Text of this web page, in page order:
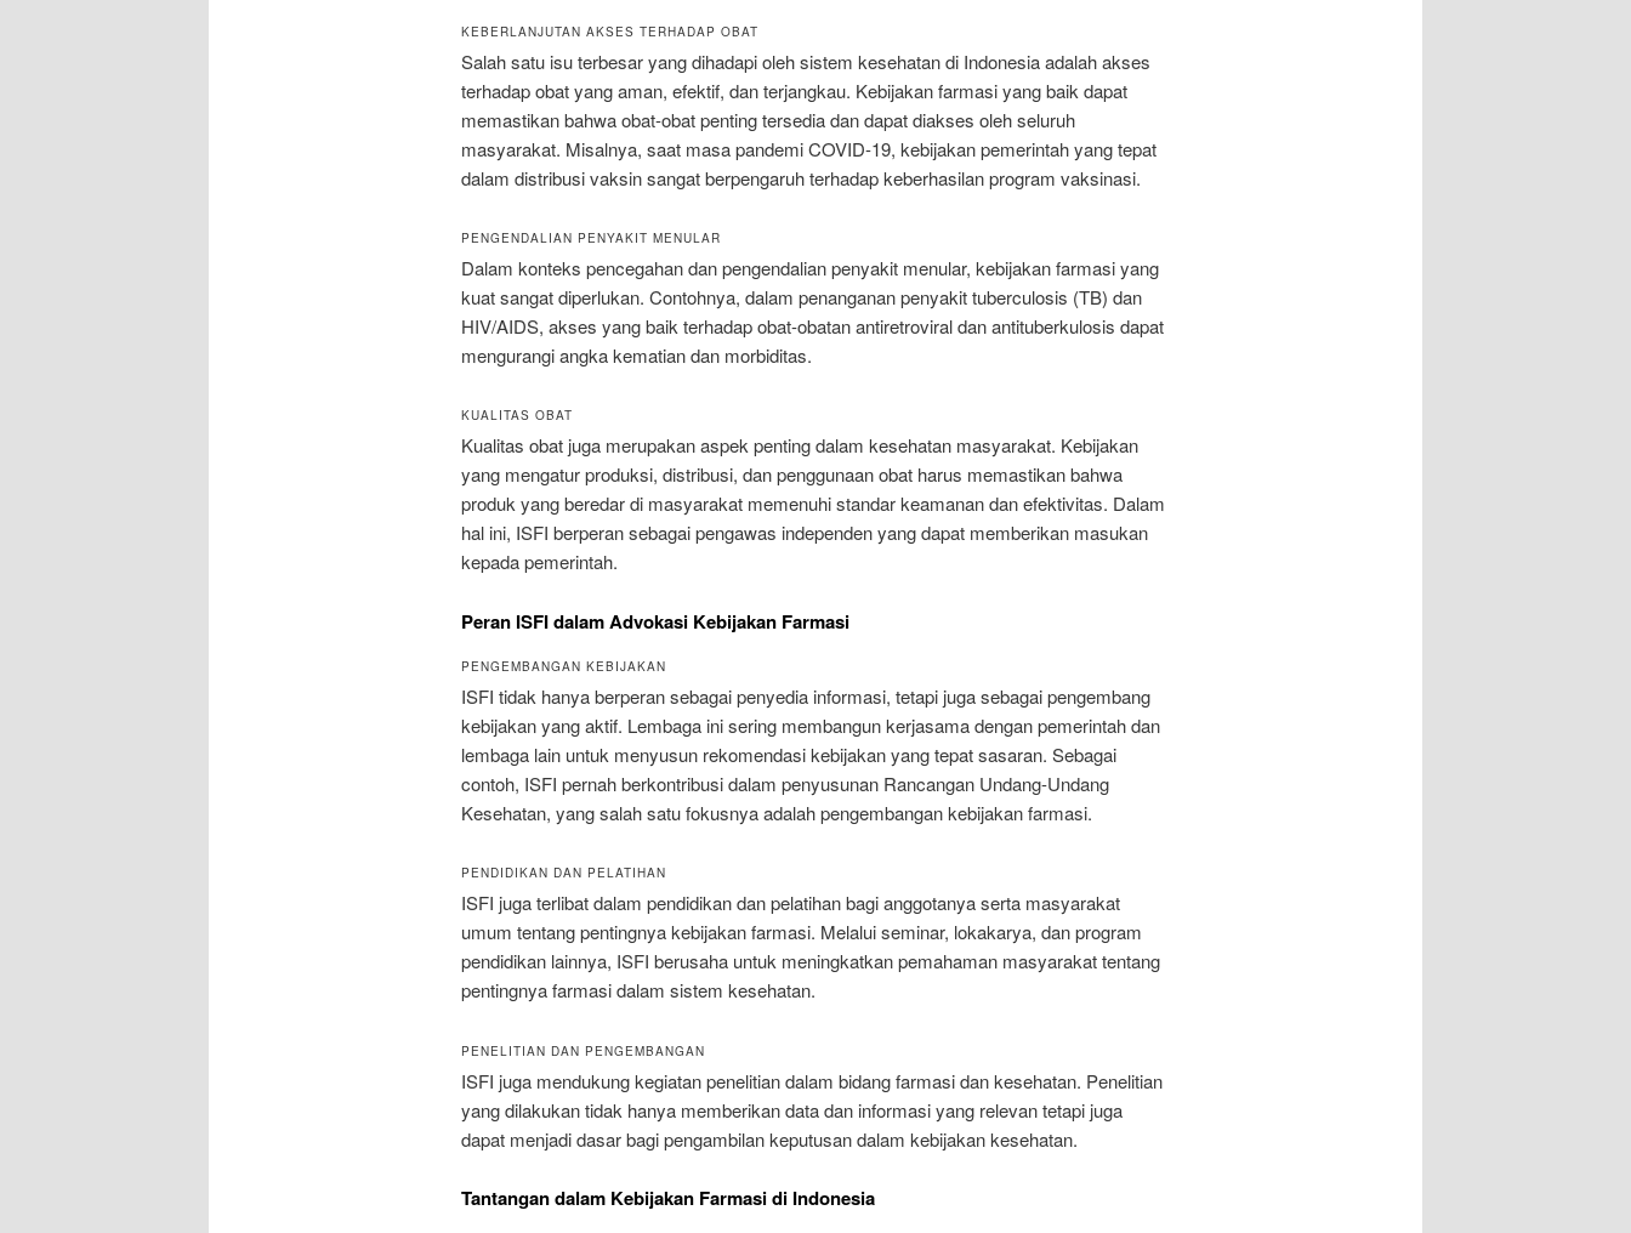
KEBERLANJUTAN AKSES TERHADAP OBAT
Salah satu isu terbesar yang dihadapi oleh sistem kesehatan di Indonesia adalah akses
terhadap obat yang aman, efektif, dan terjangkau. Kebijakan farmasi yang baik dapat
memastikan bahwa obat-obat penting tersedia dan dapat diakses oleh seluruh
masyarakat. Misalnya, saat masa pandemi COVID-19, kebijakan pemerintah yang tepat
dalam distribusi vaksin sangat berpengaruh terhadap keberhasilan program vaksinasi.
PENGENDALIAN PENYAKIT MENULAR
Dalam konteks pencegahan dan pengendalian penyakit menular, kebijakan farmasi yang
kuat sangat diperlukan. Contohnya, dalam penanganan penyakit tuberculosis (TB) dan
HIV/AIDS, akses yang baik terhadap obat-obatan antiretroviral dan antituberkulosis dapat
mengurangi angka kematian dan morbiditas.
KUALITAS OBAT
Kualitas obat juga merupakan aspek penting dalam kesehatan masyarakat. Kebijakan
yang mengatur produksi, distribusi, dan penggunaan obat harus memastikan bahwa
produk yang beredar di masyarakat memenuhi standar keamanan dan efektivitas. Dalam
hal ini, ISFI berperan sebagai pengawas independen yang dapat memberikan masukan
kepada pemerintah.
Peran ISFI dalam Advokasi Kebijakan Farmasi
PENGEMBANGAN KEBIJAKAN
ISFI tidak hanya berperan sebagai penyedia informasi, tetapi juga sebagai pengembang
kebijakan yang aktif. Lembaga ini sering membangun kerjasama dengan pemerintah dan
lembaga lain untuk menyusun rekomendasi kebijakan yang tepat sasaran. Sebagai
contoh, ISFI pernah berkontribusi dalam penyusunan Rancangan Undang-Undang
Kesehatan, yang salah satu fokusnya adalah pengembangan kebijakan farmasi.
PENDIDIKAN DAN PELATIHAN
ISFI juga terlibat dalam pendidikan dan pelatihan bagi anggotanya serta masyarakat
umum tentang pentingnya kebijakan farmasi. Melalui seminar, lokakarya, dan program
pendidikan lainnya, ISFI berusaha untuk meningkatkan pemahaman masyarakat tentang
pentingnya farmasi dalam sistem kesehatan.
PENELITIAN DAN PENGEMBANGAN
ISFI juga mendukung kegiatan penelitian dalam bidang farmasi dan kesehatan. Penelitian
yang dilakukan tidak hanya memberikan data dan informasi yang relevan tetapi juga
dapat menjadi dasar bagi pengambilan keputusan dalam kebijakan kesehatan.
Tantangan dalam Kebijakan Farmasi di Indonesia